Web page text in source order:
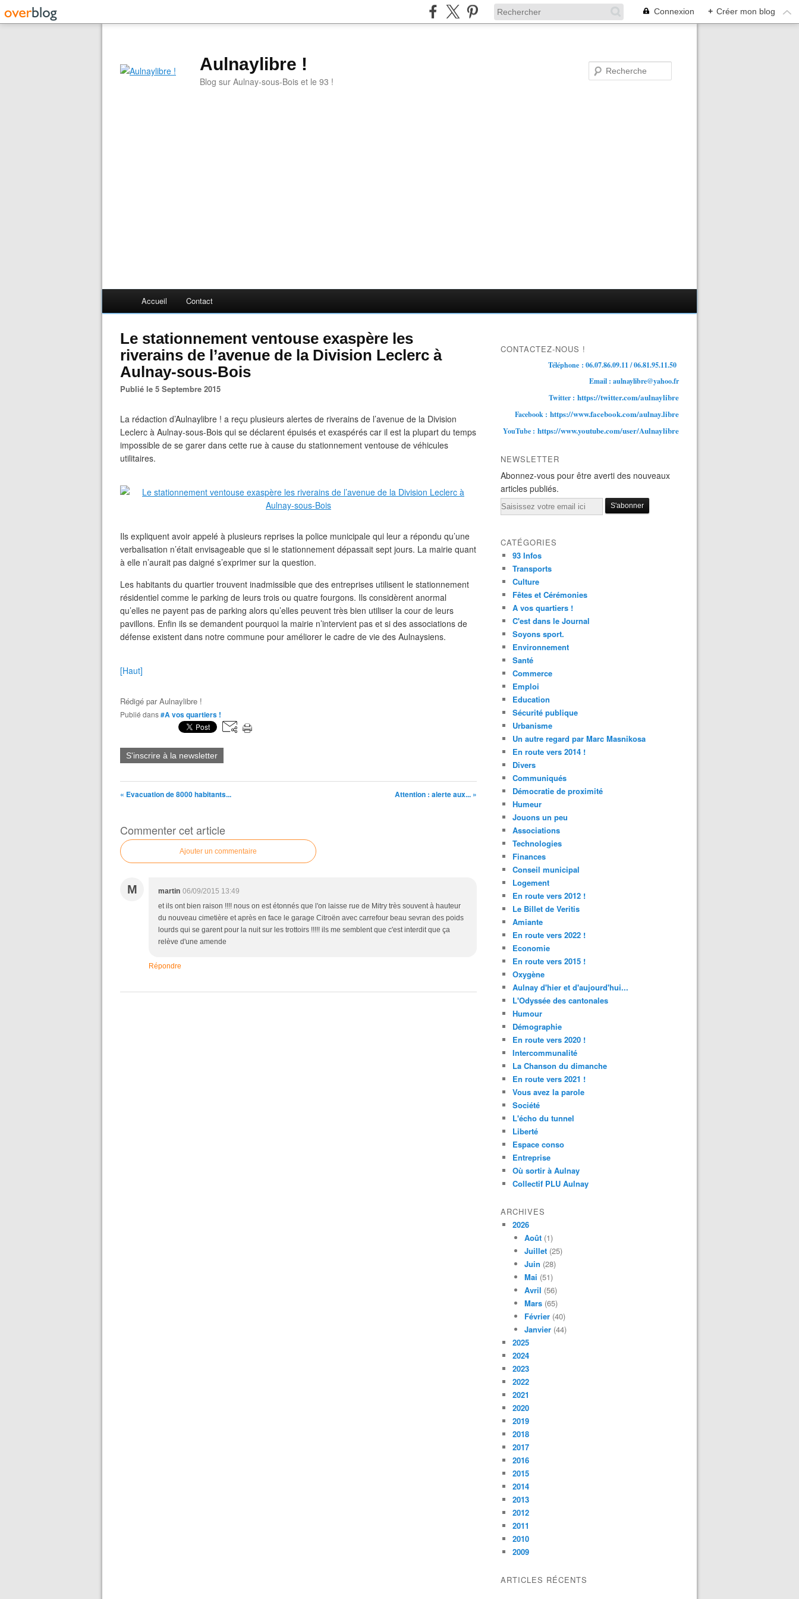
Connexion + Créer mon blog
Aulnaylibre !
Blog sur Aulnay-sous-Bois et le 93 !
Accueil Contact
Le stationnement ventouse exaspère les
riverains de l’avenue de la Division Leclerc à
Aulnay-sous-Bois
Publié le 5 Septembre 2015
La rédaction d’Aulnaylibre ! a reçu plusieurs alertes de riverains de l’avenue de la Division
Leclerc à Aulnay-sous-Bois qui se déclarent épuisés et exaspérés car il est la plupart du temps
impossible de se garer dans cette rue à cause du stationnement ventouse de véhicules
utilitaires.
Ils expliquent avoir appelé à plusieurs reprises la police municipale qui leur a répondu qu’une
verbalisation n’était envisageable que si le stationnement dépassait sept jours. La mairie quant
à elle n’aurait pas daigné s’exprimer sur la question.
Les habitants du quartier trouvent inadmissible que des entreprises utilisent le stationnement
résidentiel comme le parking de leurs trois ou quatre fourgons. Ils considèrent anormal
qu’elles ne payent pas de parking alors qu’elles peuvent très bien utiliser la cour de leurs
pavillons. Enfin ils se demandent pourquoi la mairie n’intervient pas et si des associations de
défense existent dans notre commune pour améliorer le cadre de vie des Aulnaysiens.
[Haut]
Rédigé parAulnaylibre !
Publié dans#A vos quartiers !
S'inscrire à la newsletter
« Evacuation de 8000 habitants... Attention : alerte aux... »
Commenter cet article
Ajouter un commentaire
M martin 06/09/2015 13:49
et ils ont bien raison !!!! nous on est étonnés que l'on laisse rue de Mitry très souvent à hauteur
du nouveau cimetière et après en face le garage Citroën avec carrefour beau sevran des poids
lourds qui se garent pour la nuit sur les trottoirs !!!!! ils me semblent que c'est interdit que ça
relève d'une amende
Répondre
CONTACTEZ-NOUS !
Téléphone : 06.07.86.09.11 / 06.81.95.11.50
Email : aulnaylibre@yahoo.fr
Twitter : https://twitter.com/aulnaylibre
Facebook : https://www.facebook.com/aulnay.libre
YouTube : https://www.youtube.com/user/Aulnaylibre
NEWSLETTER
Abonnez-vous pour être averti des nouveaux
articles publiés.
Email
CATÉGORIES
93 Infos
Transports
Culture
Fêtes et Cérémonies
A vos quartiers !
C'est dans le Journal
Soyons sport.
Environnement
Santé
Commerce
Emploi
Education
Sécurité publique
Urbanisme
Un autre regard par Marc Masnikosa
En route vers 2014 !
Divers
Communiqués
Démocratie de proximité
Humeur
Jouons un peu
Associations
Technologies
Finances
Conseil municipal
Logement
En route vers 2012 !
Le Billet de Veritis
Amiante
En route vers 2022 !
Economie
En route vers 2015 !
Oxygène
Aulnay d'hier et d'aujourd'hui...
L'Odyssée des cantonales
Humour
Démographie
En route vers 2020 !
Intercommunalité
La Chanson du dimanche
En route vers 2021 !
Vous avez la parole
Société
L'écho du tunnel
Liberté
Espace conso
Entreprise
Où sortir à Aulnay
Collectif PLU Aulnay
ARCHIVES
2026
Août (1)
Juillet (25)
Juin (28)
Mai (51)
Avril (56)
Mars (65)
Février (40)
Janvier (44)
2025
2024
2023
2022
2021
2020
2019
2018
2017
2016
2015
2014
2013
2012
2011
2010
2009
ARTICLES RÉCENTS